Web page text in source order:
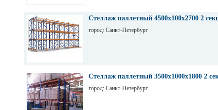
Стеллаж паллетный 4500х100х2700 2
город: Санкт-Петербург
Стеллаж паллетный 3500х1000х1800 2
город: Санкт-Петербург